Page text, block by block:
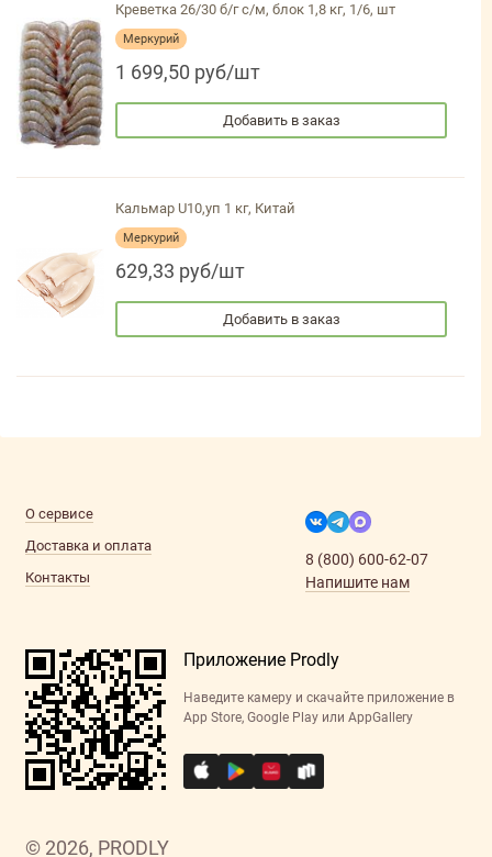
Креветка 26/30 б/г с/м, блок 1,8 кг, 1/6, шт
Меркурий
1 699,50 руб/шт
Добавить в заказ
Кальмар U10,уп 1 кг, Китай
Меркурий
629,33 руб/шт
Добавить в заказ
© 2026, PRODLY
О сервисе
Доставка и оплата
Контакты
8 (800) 600-62-07
Напишите нам
Приложение Prodly
Наведите камеру и скачайте приложение в
App Store, Google Play или AppGallery